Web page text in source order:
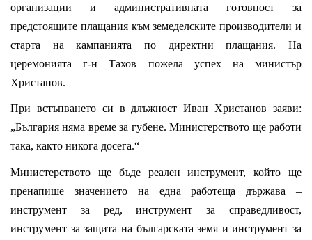
организации и административната готовност за
предстоящите плащания към земеделските производители и
старта на кампанията по директни плащания. На
церемонията г-н Тахов пожела успех на министър
Христанов.
При встъпването си в длъжност Иван Христанов заяви:
„България няма време за губене. Министерството ще работи
така, както никога досега.“
Министерството ще бъде реален инструмент, който ще
пренапише значението на една работеща държава –
инструмент за ред, инструмент за справедливост,
инструмент за защита на българската земя и инструмент за